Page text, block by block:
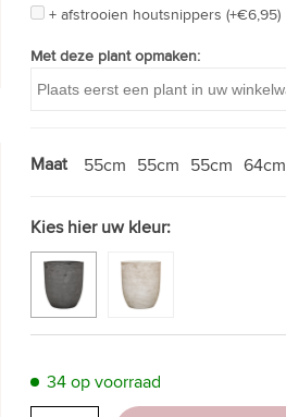
+ afstrooien houtsnippers (+€6,95)
Met deze plant opmaken:
Maat 55cm 55cm 55cm 64cm
Kies hier uw kleur:
34 op voorraad